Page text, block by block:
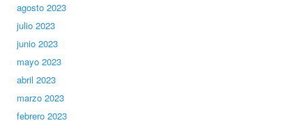
agosto 2023
julio 2023
junio 2023
mayo 2023
abril 2023
marzo 2023
febrero 2023